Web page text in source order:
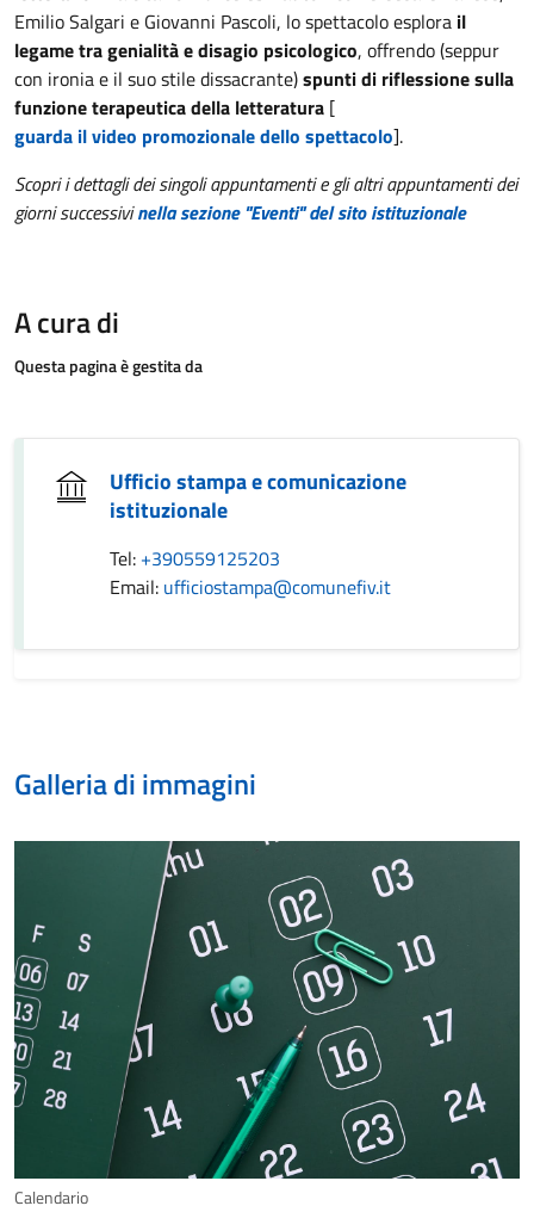
Emilio Salgari e Giovanni Pascoli, lo spettacolo esplora il
legame tra genialità e disagio psicologico, offrendo (seppur
con ironia e il suo stile dissacrante)spunti di riflessione sulla
funzione terapeutica della letteratura [
guarda il video promozionale dello spettacolo].
Scopri i dettagli dei singoli appuntamenti e gli altri appuntamenti dei
giorni successivinella sezione "Eventi" del sito istituzionale
A cura di
Questa pagina è gestita da
Ufficio stampa e comunicazione
istituzionale
Tel: +390559125203
Email: ufficiostampa@comunefiv.it
Galleria di immagini
Calendario